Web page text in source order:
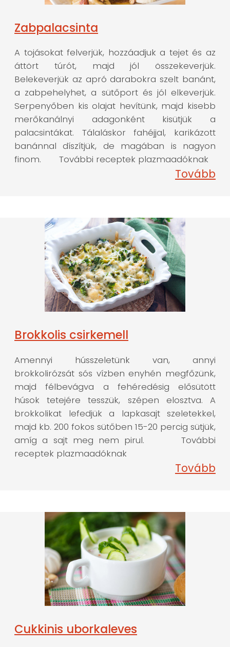
Zabpalacsinta
A tojásokat felverjük, hozzáadjuk a tejet és az
áttört túrót, majd jól összekeverjük.
Belekeverjük az apró darabokra szelt banánt,
a zabpehelyhet, a sütőport és jól elkeverjük.
Serpenyőben kis olajat hevítünk, majd kisebb
merőkanálnyi adagonként kisütjük a
palacsintákat. Tálaláskor fahéjjal, karikázott
banánnal díszítjük, de magában is nagyon
finom. További receptek plazmaadóknak
Tovább
Brokkolis csirkemell
Amennyi hússzeletünk van, annyi
brokkolirózsát sós vízben enyhén megfőzünk,
majd félbevágva a fehéredésig elősütött
húsok tetejére tesszük, szépen elosztva. A
brokkolikat lefedjük a lapkasajt szeletekkel,
majd kb. 200 fokos sütőben 15-20 percig sütjük,
amíg a sajt meg nem pirul. További
receptek plazmaadóknak
Tovább
Cukkinis uborkaleves